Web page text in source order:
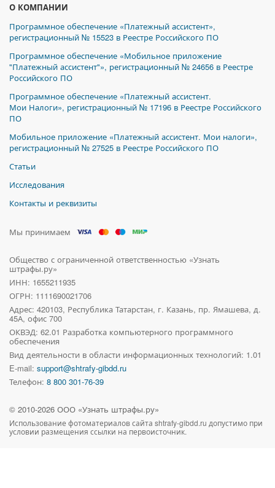
Общество с ограниченной ответственностью «Узнать
штрафы.ру»
ИНН: 1655211935
ОГРН: 1111690021706
Адрес: 420103, Республика Татарстан, г. Казань, пр. Ямашева, д.
45А, офис 700
ОКВЭД: 62.01 Разработка компьютерного программного
обеспечения
Вид деятельности в области информационных технологий: 1.01
E-mail: support@shtrafy-gibdd.ru
Телефон: 8 800 301-76-39
О КОМПАНИИ
Программное обеспечение «Платежный ассистент»,
регистрационный № 15523 в Реестре Российского ПО
Программное обеспечение «Мобильное приложение
"Платежный ассистент"», регистрационный № 24656 в Реестре
Российского ПО
Программное обеспечение «Платежный ассистент.
Мои Налоги», регистрационный № 17196 в Реестре Российского
ПО
Мобильное приложение «Платежный ассистент. Мои налоги»,
регистрационный № 27525 в Реестре Российского ПО
Статьи
Исследования
Контакты и реквизиты
Мы принимаем
© 2010-2026 ООО «Узнать штрафы.ру»
Использование фотоматериалов сайта shtrafy-gibdd.ru допустимо при
условии размещения ссылки на первоисточник.